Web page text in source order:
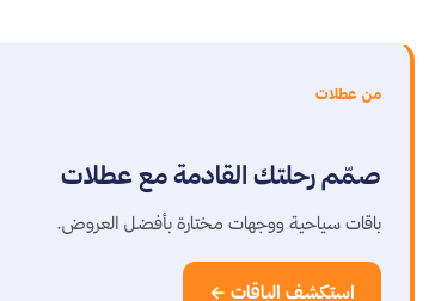
من عطلات
صمّم رحلتك القادمة مع عطلات
باقات سياحية ووجهات مختارة بأفضل العروض.
استكشف الباقات ←